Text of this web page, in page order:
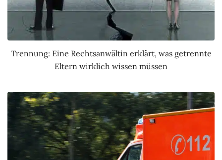
Trennung: Eine Rechtsanwältin erklärt, was getrennte
Eltern wirklich wissen müssen